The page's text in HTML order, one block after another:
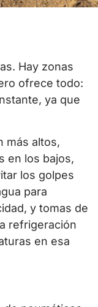
Hay zonas
ofrece todo:
ya que
más altos,
en los bajos,
los golpes
para
y tomas de
refrigeración
en esa